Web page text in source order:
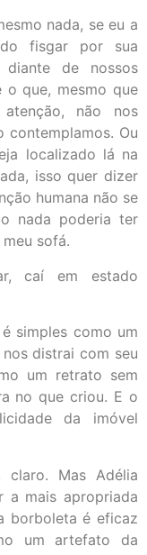
nada, se eu a
fisgar por sua
de nossos
o que, mesmo que
não nos
contemplamos. Ou
localizado lá na
isso quer dizer
humana não se
nada poderia ter
sofá.
caí em estado
simples como um
distrai com seu
um retrato sem
no que criou. E o
da imóvel
claro. Mas Adélia
a mais apropriada
borboleta é eficaz
um artefato da